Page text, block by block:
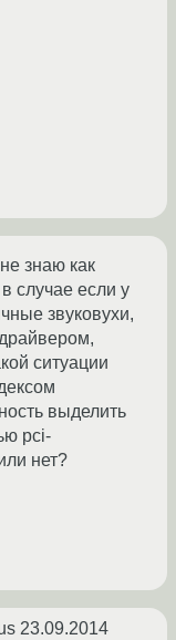
знаю как
случае если у
звуковухи,
ситуации
выделить
pci-
нет?
23.09.2014